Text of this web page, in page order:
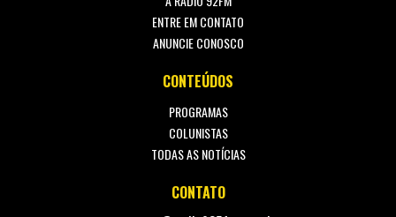
ENTRE EM CONTATO
ANUNCIE CONOSCO
CONTEÚDOS
PROGRAMAS
COLUNISTAS
TODAS AS NOTÍCIAS
CONTATO